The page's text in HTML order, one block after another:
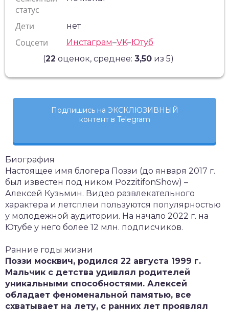
статус
Дети нет
Соцсети Инстаграм–VK–Ютуб
(22 оценок, среднее: 3,50 из 5)
Подпишись на ЭКСКЛЮЗИВНЫЙ
контент в Telegram
Биография
Настоящее имя блогера Поззи (до января 2017 г.
был известен под ником PozzitifonShow) –
Алексей Кузьмин. Видео развлекательного
характера и летсплеи пользуются популярностью
у молодежной аудитории. На начало 2022 г. на
Ютубе у него более 12 млн. подписчиков.
Ранние годы жизни
Поззи москвич, родился 22 августа 1999 г.
Мальчик с детства удивлял родителей
уникальными способностями. Алексей
обладает феноменальной памятью, все
схватывает на лету, с ранних лет проявлял